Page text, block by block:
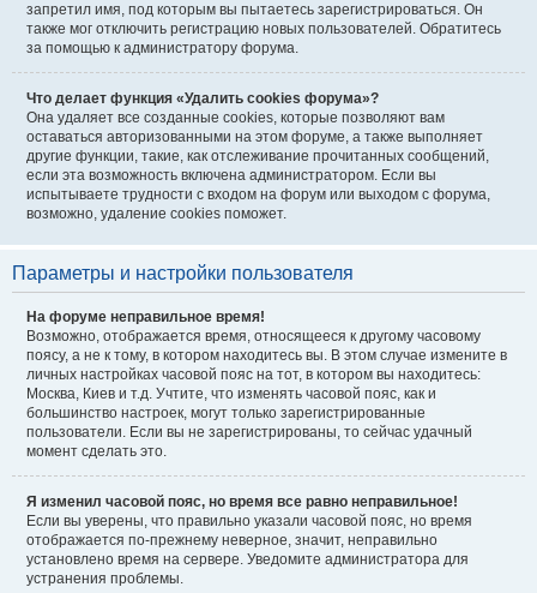
запретил имя, под которым вы пытаетесь зарегистрироваться. Он
также мог отключить регистрацию новых пользователей. Обратитесь
за помощью к администратору форума.
Что делает функция «Удалить cookies форума»?
Она удаляет все созданные cookies, которые позволяют вам
оставаться авторизованными на этом форуме, а также выполняет
другие функции, такие, как отслеживание прочитанных сообщений,
если эта возможность включена администратором. Если вы
испытываете трудности с входом на форум или выходом с форума,
возможно, удаление cookies поможет.
Параметры и настройки пользователя
На форуме неправильное время!
Возможно, отображается время, относящееся к другому часовому
поясу, а не к тому, в котором находитесь вы. В этом случае измените в
личных настройках часовой пояс на тот, в котором вы находитесь:
Москва, Киев и т.д. Учтите, что изменять часовой пояс, как и
большинство настроек, могут только зарегистрированные
пользователи. Если вы не зарегистрированы, то сейчас удачный
момент сделать это.
Я изменил часовой пояс, но время все равно неправильное!
Если вы уверены, что правильно указали часовой пояс, но время
отображается по-прежнему неверное, значит, неправильно
установлено время на сервере. Уведомите администратора для
устранения проблемы.